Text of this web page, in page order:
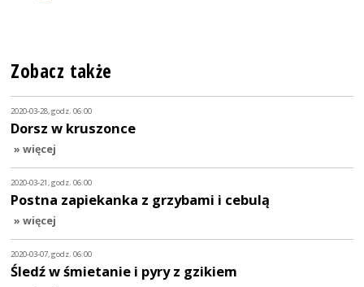
Zobacz także
2020-03-28, godz. 06:00
Dorsz w kruszonce
» więcej
2020-03-21, godz. 06:00
Postna zapiekanka z grzybami i cebulą
» więcej
2020-03-07, godz. 06:00
Śledź w śmietanie i pyry z gzikiem